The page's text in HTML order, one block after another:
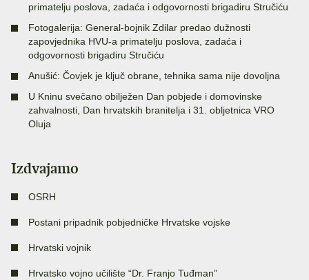
primatelju poslova, zadaća i odgovornosti brigadiru Stručiću
Fotogalerija: General-bojnik Zdilar predao dužnosti
zapovjednika HVU-a primatelju poslova, zadaća i
odgovornosti brigadiru Stručiću
Anušić: Čovjek je ključ obrane, tehnika sama nije dovoljna
U Kninu svečano obilježen Dan pobjede i domovinske
zahvalnosti, Dan hrvatskih branitelja i 31. obljetnica VRO
Oluja
Izdvajamo
OSRH
Postani pripadnik pobjedničke Hrvatske vojske
Hrvatski vojnik
Hrvatsko vojno učilište “Dr. Franjo Tuđman”